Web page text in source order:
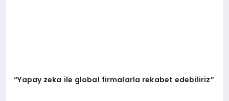
“Yapay zeka ile global firmalarla rekabet edebiliriz”